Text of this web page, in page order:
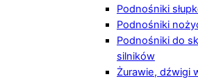
Podnośniki
Podnośniki
Podnośniki do
silników
Żurawie, dźwigi